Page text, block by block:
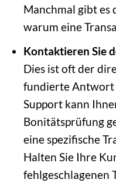
Manchmal gibt es
warum eine
Kontaktieren Sie
Dies ist oft der
fundierte Antwort
Support kann
Bonitätsprüfung
eine spezifische
Halten Sie Ihre
fehlgeschlagenen